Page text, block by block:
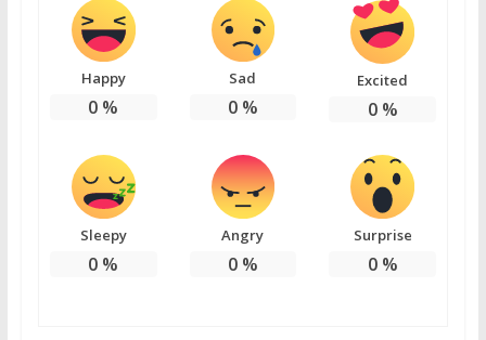
Happy
0 %
Sad
0%
Excited
0%
Sleepy
0 %
Angry
0%
Surprise
0%